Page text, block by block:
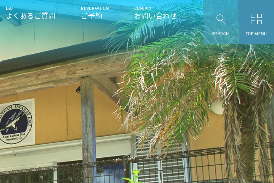
よくあるご質問 ご予約 お問い合わせ
SEARCH TOP MENU